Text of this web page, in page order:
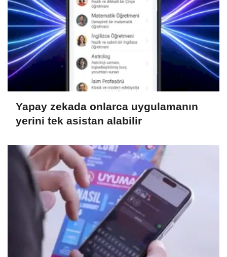
Yapay zekada onlarca uygulamanın
yerini tek asistan alabilir